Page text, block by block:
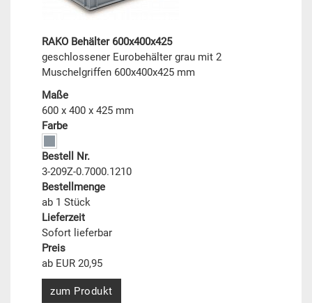
RAKO Behälter 600x400x425
geschlossener Eurobehälter grau mit 2
Muschelgriffen 600x400x425 mm
Maße
600 x 400 x 425 mm
Farbe
Bestell Nr.
3-209Z-0.7000.1210
Bestellmenge
ab 1 Stück
Lieferzeit
Sofort lieferbar
Preis
ab EUR 20,95
zum Produkt